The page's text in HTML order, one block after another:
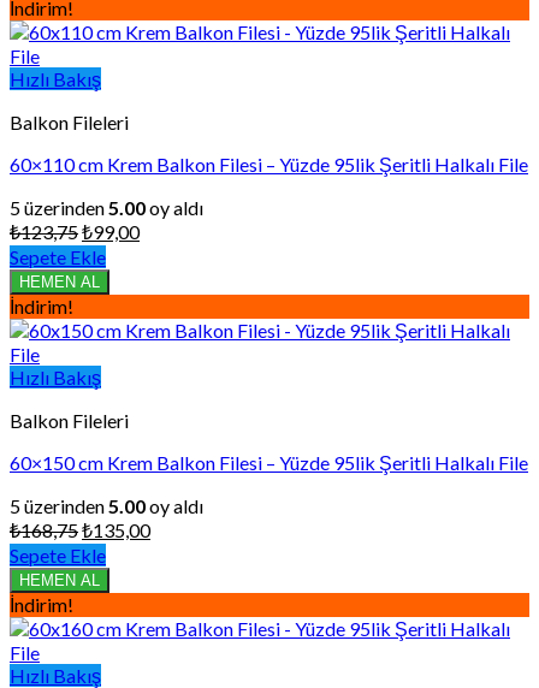
İndirim!
Hızlı Bakış
Balkon Fileleri
60×110 cm Krem Balkon Filesi – Yüzde 95lik Şeritli Halkalı File
5 üzerinden 5.00oy aldı
₺123,75Orijinal
fiyat:
₺123,75.
₺99,00Şu
₺99,00.
Sepete Ekle
HEMEN AL
İndirim!
Hızlı Bakış
Balkon Fileleri
60×150 cm Krem Balkon Filesi – Yüzde 95lik Şeritli Halkalı File
5 üzerinden 5.00oy aldı
₺168,75Orijinal
fiyat:
₺168,75.
₺135,00Şu
₺135,00.
Sepete Ekle
HEMEN AL
İndirim!
Hızlı Bakış